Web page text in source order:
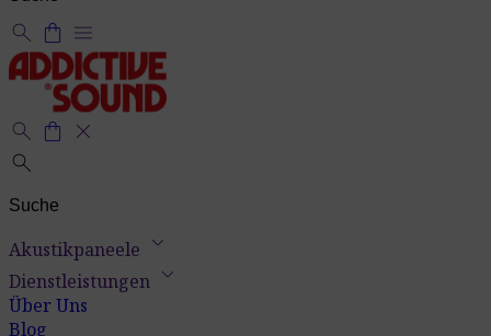
search shopping_bag menu
search shopping_bag close
search
Akustikpaneele keyboard_arrow_down
Dienstleistungen keyboard_arrow_down
Über Uns
Blog